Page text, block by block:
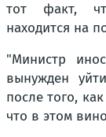
тот факт,
находится на
"Министр
вынужден
после того,
что в этом